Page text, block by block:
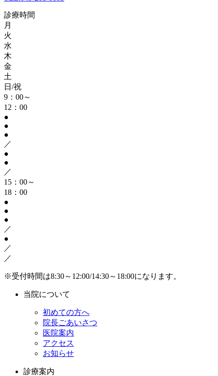
診療時間
月
火
水
木
金
土
日/祝
9：00～
12：00
●
●
●
／
●
●
／
15：00～
18：00
●
●
●
／
●
／
／
※受付時間は8:30～12:00/14:30～18:00になります。
当院について
初めての方へ
院長ごあいさつ
医院案内
アクセス
お知らせ
診療案内